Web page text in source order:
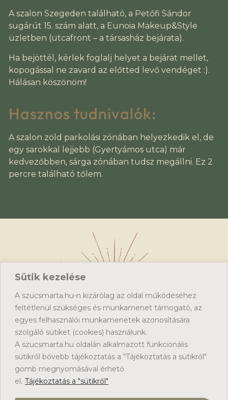
Sütik kezelése
A szucsmarta.hu-n kizárólag az oldal működéséhez
feltétlenül szükséges és munkamenet támogató, az
egyes felhasználói munkamenetek azonosítására
szolgáló sütiket (cookies) használunk.
A szucsmarta.hu oldalán alkalmazott funkcionális
sütikről bővebb tájékoztatás a "Tájékoztatás a sütikről"
gomb megnyomásával érhető
el. Tájékoztatás a "sütikről"
A szalon Szegeden található, a Petőfi Sándor
sugárút 15. szám alatt, a Eunoia Makeup&Style
üzletben (utcafront – a társasház bejárata).
Ha bejöttél, kérlek foglalj helyet a bejárat mellet,
kopogással ne zavard az előtted levő vendéget :).
Hálásan köszönöm!
Hasznos tudnivalók:
A szalon zöld parkolási zónában helyezkedik el, de
egy sarokkal lejjebb (Gyertyámos utca) már
kedvezőbben, sárga zónában tudsz megállni. Ez 2
percre található tőlem.
Kezdőlap
Sütik kezelése
Adatkezelési tájékoztató
Nőnapi nyereményjáték